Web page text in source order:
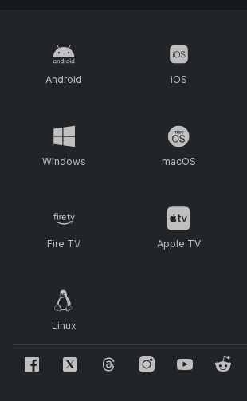
Android iOS
Windows macOS
Fire TV Apple TV
Linux